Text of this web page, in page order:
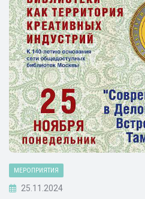
МЕРОПРИЯТИЯ
25.11.2024